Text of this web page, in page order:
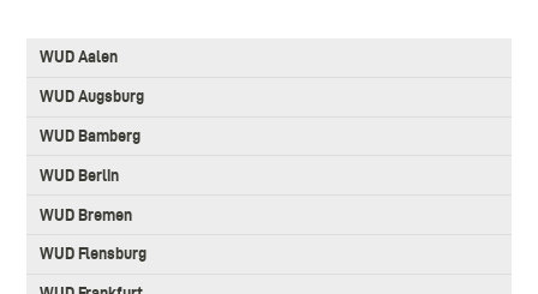
3.
Main
WUD Aalen
WUD Augsburg
WUD Bamberg
WUD Berlin
WUD Bremen
WUD Flensburg